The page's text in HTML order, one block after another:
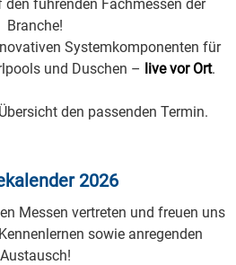
den führenden Fachmessen der
Branche!
Systemkomponenten für
und Duschen – live vor Ort.
den passenden Termin.
2026
Messen vertreten und freuen uns
sowie anregenden
Austausch!